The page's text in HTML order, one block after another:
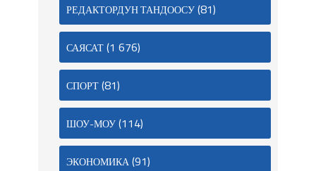
РЕДАКТОРДУН ТАНДООСУ(81)
САЯСАТ(1 676)
СПОРТ(81)
ШОУ-МОУ(114)
ЭКОНОМИКА(91)